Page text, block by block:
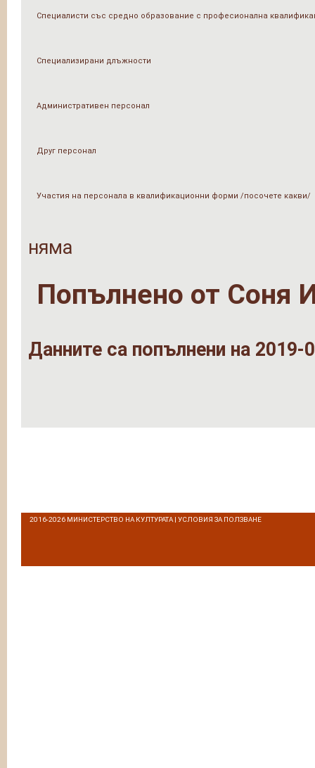
Специалисти със средно образование с професионална
Специализирани длъжности
Административен персонал
Друг персонал
Участия на персонала в квалификационни форми /посочете какви/
няма
Попълнено от Соня
Данните са попълнени на 2019-
2016-2026 МИНИСТЕРСТВО НА КУЛТУРАТА | УСЛОВИЯ ЗА ПОЛЗВАНЕ